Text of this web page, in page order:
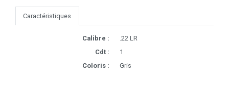
Caractéristiques
Calibre :
.22 LR
Cdt :
1
Coloris :
Gris